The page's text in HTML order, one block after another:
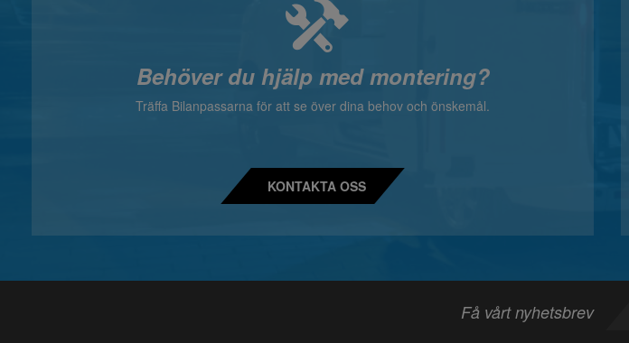
Behöver du hjälp med montering?
Träffa Bilanpassarna för att se över dina behov och önskemål.
KONTAKTA OSS
Få vårt nyhetsbrev